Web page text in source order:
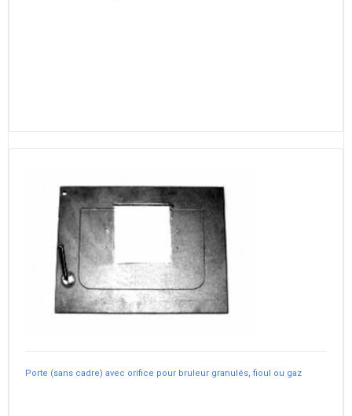
Porte (sans cadre) avec orifice pour bruleur granulés, fioul ou gaz